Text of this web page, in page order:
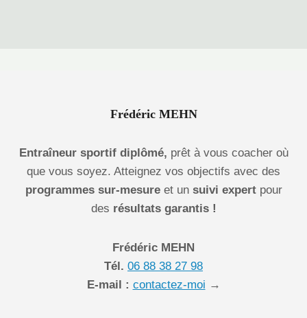
Frédéric MEHN
Entraîneur sportif diplômé, prêt à vous coacher où
que vous soyez. Atteignez vos objectifs avec des
programmes sur-mesureet un suivi expertpour
des résultats garantis !
Frédéric MEHN
Tél. 06 88 38 27 98
E-mail : contactez-moi →